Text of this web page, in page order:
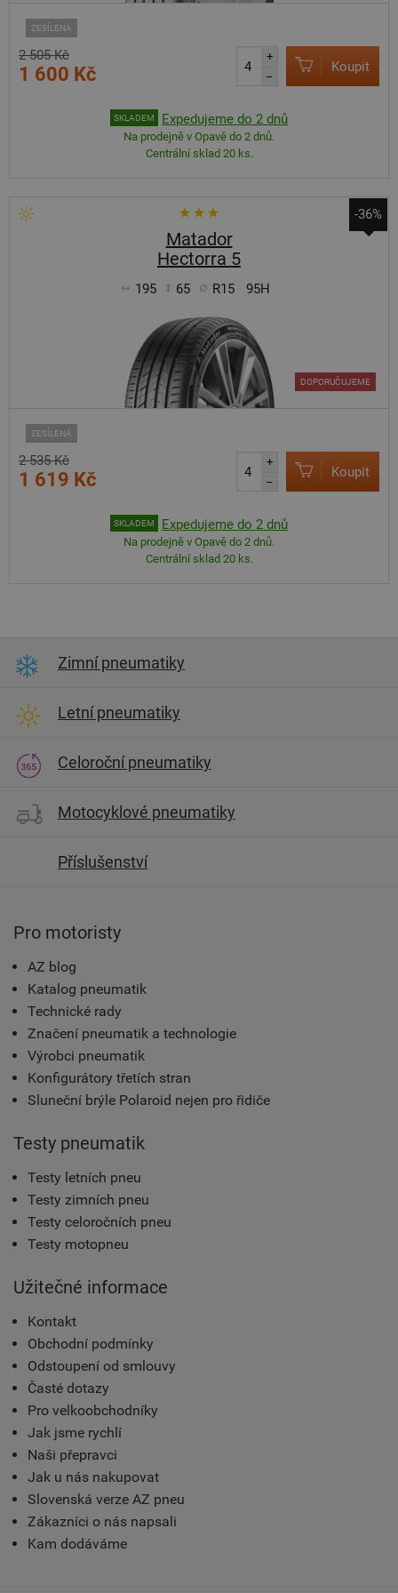
ZESÍLENÁ
2 505 Kč
1 600 Kč
+
–
Koupit
SKLADEM Expedujeme do 2 dnů
Na prodejně v Opavě do 2 dnů.
Centrální sklad 20 ks.
-36%
Matador
Hectorra 5
195 65 R15 95H
ZESÍLENÁ
DOPORUČUJEME
2 535 Kč
1 619 Kč
+
–
Koupit
SKLADEM Expedujeme do 2 dnů
Na prodejně v Opavě do 2 dnů.
Centrální sklad 20 ks.
Zimní pneumatiky
Letní pneumatiky
Celoroční pneumatiky
Motocyklové pneumatiky
Příslušenství
Pro motoristy
AZ blog
Katalog pneumatik
Technické rady
Značení pneumatik a technologie
Výrobci pneumatik
Konfigurátory třetích stran
Sluneční brýle Polaroid nejen pro řidiče
Testy pneumatik
Testy letních pneu
Testy zimních pneu
Testy celoročních pneu
Testy motopneu
Užitečné informace
Kontakt
Obchodní podmínky
Odstoupení od smlouvy
Časté dotazy
Pro velkoobchodníky
Jak jsme rychlí
Naši přepravci
Jak u nás nakupovat
Slovenská verze AZ pneu
Zákazníci o nás napsali
Kam dodáváme